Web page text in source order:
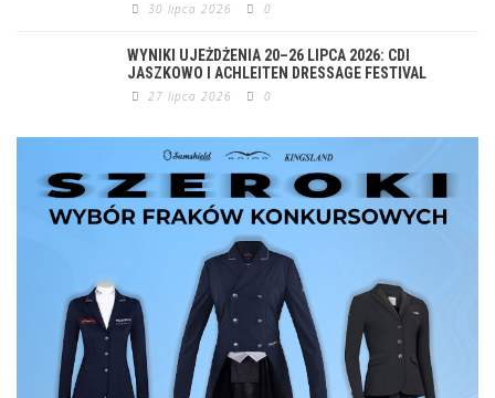
30 lipca 2026 0
WYNIKI UJEŻDŻENIA 20–26 LIPCA 2026: CDI
JASZKOWO I ACHLEITEN DRESSAGE FESTIVAL
27 lipca 2026 0